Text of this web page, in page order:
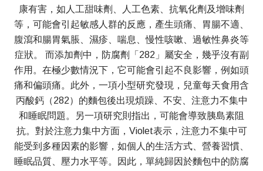
康有害，如人工甜味劑、人工色素、抗氧化劑及增味劑
等，可能會引起敏感人群的反應，產生頭痛、胃腸不適、
腹瀉和腸胃氣脹、濕疹、喘息、慢性咳嗽、過敏性鼻炎等
症狀。 而添加劑中，防腐劑「282」屬安全，幾乎沒有副
作用。在極少數情況下，它可能會引起不良影響，例如頭
痛和偏頭痛。此外，一項小型研究發現，兒童每天食用含
丙酸鈣（282）的麵包後出現煩躁、不安、注意力不集中
和睡眠問題。另一項研究則指出，可能會導致胰島素阻
抗。對於注意力集中方面，Violet表示，注意力不集中可
能受到多種因素的影響，如個人的生活方式、營養習慣、
睡眠品質、壓力水平等。因此，單純歸因於麵包中的防腐